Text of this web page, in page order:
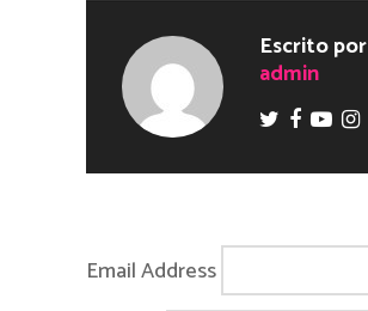
Escrito por
admin
Email Address